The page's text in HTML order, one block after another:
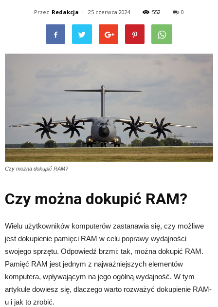
Przez Redakcja - 25 czerwca 2024 552 0
Czy można dokupić RAM?
Czy można dokupić RAM?
Wielu użytkowników komputerów zastanawia się, czy możliwe
jest dokupienie pamięci RAM w celu poprawy wydajności
swojego sprzętu. Odpowiedź brzmi: tak, można dokupić RAM.
Pamięć RAM jest jednym z najważniejszych elementów
komputera, wpływającym na jego ogólną wydajność. W tym
artykule dowiesz się, dlaczego warto rozważyć dokupienie RAM-
u i jak to zrobić.